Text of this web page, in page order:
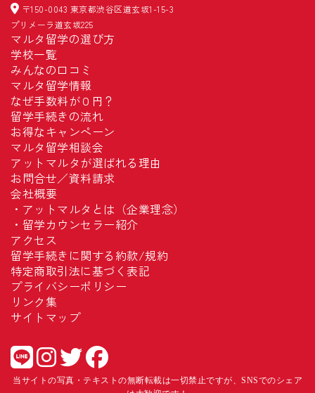
〒150-0043 東京都渋谷区道玄坂1-15-3
プリメーラ道玄坂225
マルタ留学の選び方
学校一覧
みんなの口コミ
マルタ留学情報
なぜ手数料が０円？
留学手続きの流れ
お得なキャンペーン
マルタ留学相談会
アットマルタが選ばれる理由
お問合せ／資料請求
会社概要
・ アットマルタとは（企業理念）
・ 留学カウンセラー紹介
アクセス
留学手続きに関する約款/規約
特定商取引法に基づく表記
プライバシーポリシー
リンク集
サイトマップ
当サイトの写真・テキストの無断転載は一切禁止ですが、SNSでのシェア